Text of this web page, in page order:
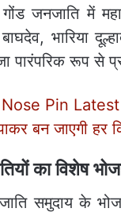
गोंड जनजाति में
भारिया
पारंपरिक रूप से
Nose Pin Latest
बन जाएगी हर
का विशेष
समुदाय के